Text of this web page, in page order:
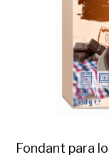
Fondant para